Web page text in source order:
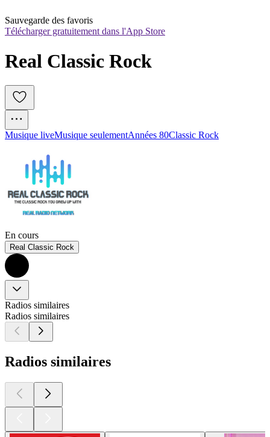
Sauvegarde des favoris
Télécharger gratuitement dans l'App Store
Real Classic Rock
Musique liveMusique seulementAnnées 80Classic Rock
En cours
Real Classic Rock
Radios similaires
Radios similaires
Radios similaires